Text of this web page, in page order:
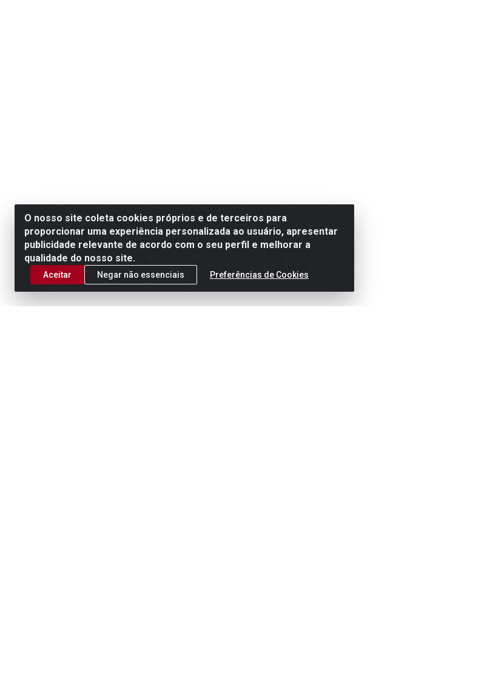
O nosso site coleta cookies próprios e de terceiros para
proporcionar uma experiência personalizada ao usuário, apresentar
publicidade relevante de acordo com o seu perfil e melhorar a
qualidade do nosso site.
Aceitar Negar não essenciais Preferências de Cookies